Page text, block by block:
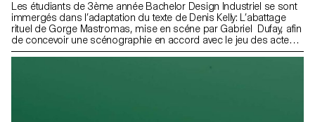
Les étudiants de 3ème année Bachelor Design Industriel se sont
immergés dans l’adaptation du texte de Denis Kelly: L’abattage
rituel de Gorge Mastromas, mise en scéne par Gabriel Dufay, afin
de concevoir une scénographie en accord avec le jeu des acteurs
et grâce à des moyens simples et perceptibles par le public.